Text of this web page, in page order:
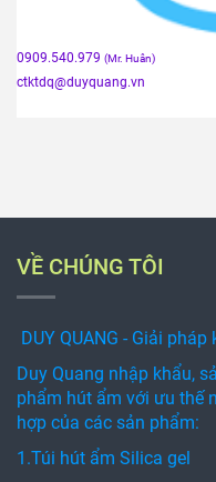
0909.540.979 (Mr. Huân)
ctktdq@duyquang.vn
VỀ CHÚNG TÔI
DUY QUANG - Giải
Duy Quang nhập khẩu,
phẩm hút ẩm với ưu thế
hợp của các sản phẩm:
1.Túi hút ẩm Silica gel